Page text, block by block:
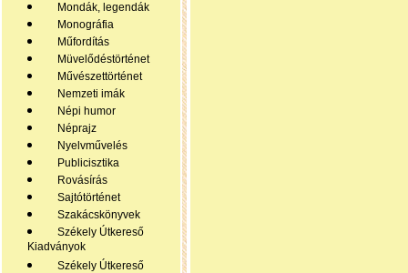
Mondák, legendák
Monográfia
Műfordítás
Müvelődéstörténet
Művészettörténet
Nemzeti imák
Népi humor
Néprajz
Nyelvművelés
Publicisztika
Rovásírás
Sajtótörténet
Szakácskönyvek
Székely Útkereső
Kiadványok
Székely Útkereső